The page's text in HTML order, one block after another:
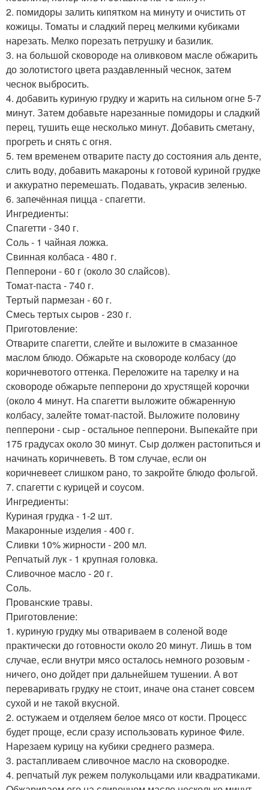
2. помидоры залить кипятком на минуту и очистить от
кожицы. Томаты и сладкий перец мелкими кубиками
нарезать. Мелко порезать петрушку и базилик.
3. на большой сковороде на оливковом масле обжарить
до золотистого цвета раздавленный чеснок, затем
чеснок выбросить.
4. добавить куриную грудку и жарить на сильном огне 5-7
минут. Затем добавьте нарезанные помидоры и сладкий
перец, тушить еще несколько минут. Добавить сметану,
прогреть и снять с огня.
5. тем временем отварите пасту до состояния аль денте,
слить воду, добавить макароны к готовой куриной грудке
и аккуратно перемешать. Подавать, украсив зеленью.
6. запечённая пицца - спагетти.
Ингредиенты:
Спагетти - 340 г.
Соль - 1 чайная ложка.
Свинная колбаса - 480 г.
Пепперони - 60 г (около 30 слайсов).
Томат-паста - 740 г.
Тертый пармезан - 60 г.
Смесь тертых сыров - 230 г.
Приготовление:
Отварите спагетти, слейте и выложите в смазанное
маслом блюдо. Обжарьте на сковороде колбасу (до
коричневотого оттенка. Переложите на тарелку и на
сковороде обжарьте пепперони до хрустящей корочки
(около 4 минут. На спагетти выложите обжаренную
колбасу, залейте томат-пастой. Выложите половину
пепперони - сыр - остальное пепперони. Выпекайте при
175 градусах около 30 минут. Сыр должен растопиться и
начинать коричневеть. В том случае, если он
коричневеет слишком рано, то закройте блюдо фольгой.
7. спагетти с курицей и соусом.
Ингредиенты:
Куриная грудка - 1-2 шт.
Макаронные изделия - 400 г.
Сливки 10% жирности - 200 мл.
Репчатый лук - 1 крупная головка.
Сливочное масло - 20 г.
Соль.
Прованские травы.
Приготовление:
1. куриную грудку мы отвариваем в соленой воде
практически до готовности около 20 минут. Лишь в том
случае, если внутри мясо осталось немного розовым -
ничего, оно дойдет при дальнейшем тушении. А вот
переваривать грудку не стоит, иначе она станет совсем
сухой и не такой вкусной.
2. остужаем и отделяем белое мясо от кости. Процесс
будет проще, если сразу использовать куриное Филе.
Нарезаем курицу на кубики среднего размера.
3. растапливаем сливочное масло на сковородке.
4. репчатый лук режем полукольцами или квадратиками.